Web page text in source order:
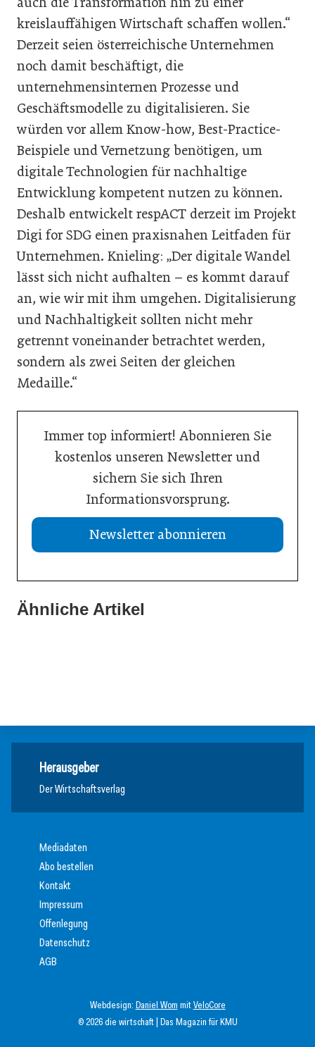
kreislauffähigen Wirtschaft schaffen wollen.“
Derzeit seien österreichische Unternehmen
noch damit beschäftigt, die
unternehmensinternen Prozesse und
Geschäftsmodelle zu digitalisieren. Sie
würden vor allem Know-how, Best-Practice-
Beispiele und Vernetzung benötigen, um
digitale Technologien für nachhaltige
Entwicklung kompetent nutzen zu können.
Deshalb entwickelt respACT derzeit im Projekt
Digi for SDG einen praxisnahen Leitfaden für
Unternehmen. Knieling: „Der digitale Wandel
lässt sich nicht aufhalten – es kommt darauf
an, wie wir mit ihm umgehen. Digitalisierung
und Nachhaltigkeit sollten nicht mehr
getrennt voneinander betrachtet werden,
sondern als zwei Seiten der gleichen
Medaille.“
Immer top informiert! Abonnieren Sie
kostenlos unseren Newsletter und
sichern Sie sich Ihren
Informationsvorsprung.
Newsletter abonnieren
Ähnliche Artikel
08. Juni 2026
Herausgeber
Der Wirtschaftsverlag
© 2026 die wirtschaft | Das Magazin für KMU
Webdesign: Daniel Wom mitVeloCore
Mediadaten
Abo bestellen
Kontakt
Impressum
Offenlegung
Datenschutz
AGB